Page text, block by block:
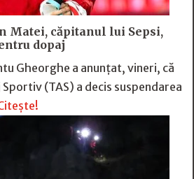
Matei, căpitanul lui Sepsi,
dopaj
Gheorghe a anunțat, vineri, că
(TAS) a decis suspendarea